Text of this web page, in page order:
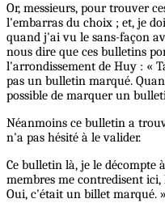
Or, messieurs, pour trouver
l'embarras du choix ; et, je
quand j'ai vu le sans-façon
nous dire que ces bulletins
l'arrondissement de Huy : «
pas un bulletin marqué.
possible de marquer un
Néanmoins ce bulletin a
n'a pas hésité à le valider.
Ce bulletin là, je le décompte
membres me contredisent
Oui, c'était un billet marqué. »